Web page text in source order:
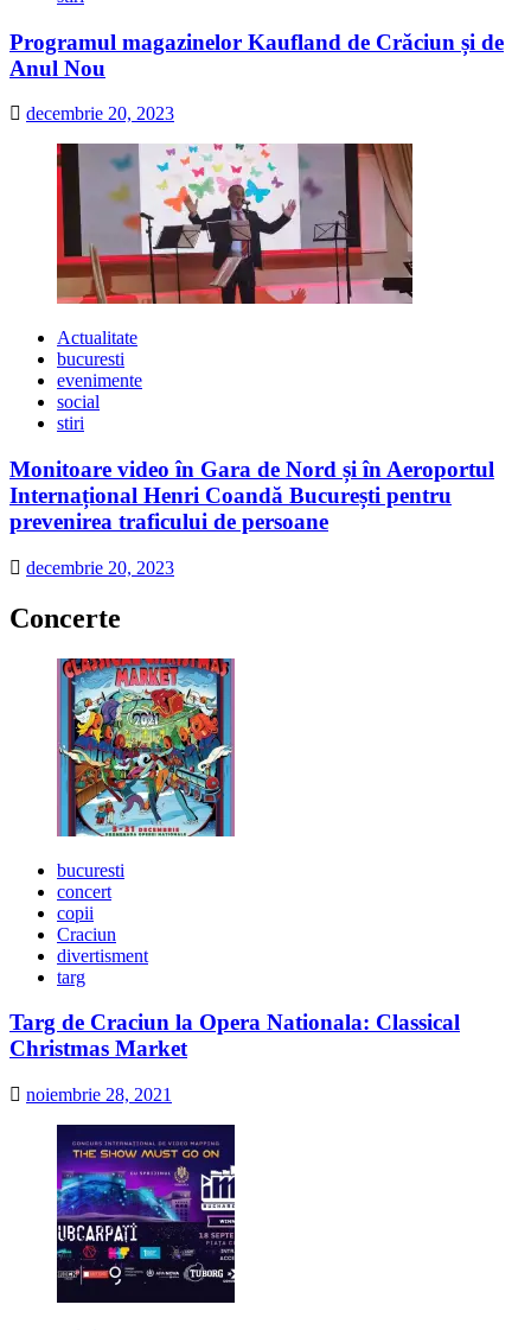
Programul magazinelor Kaufland de Crăciun și de
Anul Nou
decembrie 20, 2023
Actualitate
bucuresti
evenimente
social
stiri
Monitoare video în Gara de Nord și în Aeroportul
Internațional Henri Coandă București pentru
prevenirea traficului de persoane
decembrie 20, 2023
Concerte
bucuresti
concert
copii
Craciun
divertisment
targ
Targ de Craciun la Opera Nationala: Classical
Christmas Market
noiembrie 28, 2021